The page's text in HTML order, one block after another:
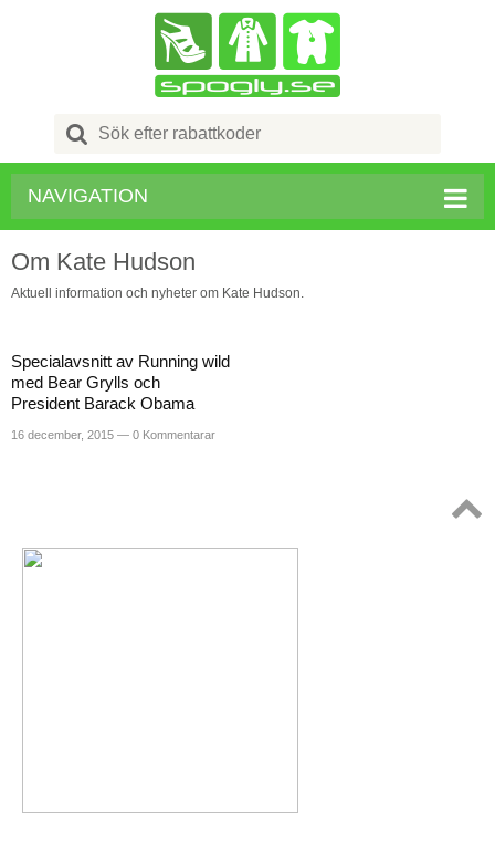
Search
for:
NAVIGATION
Om Kate Hudson
Aktuell information och nyheter om Kate Hudson.
Specialavsnitt av Running wild
med Bear Grylls och
President Barack Obama
16 december, 2015 — 0 Kommentarar